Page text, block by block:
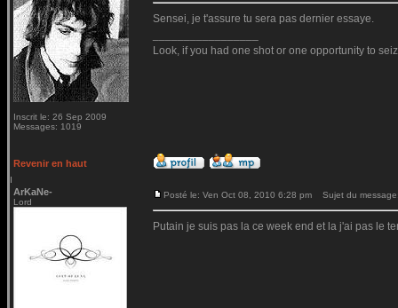
Inscrit le: 26 Sep 2009
Messages: 1019
Sensei, je t'assure tu sera pas dernier essaye.
Look, if you had one shot or one opportunity to
Revenir en haut
ArKaNe-
Lord
Posté le: Ven Oct 08, 2010 6:28 pm Sujet du
Putain je suis pas la ce week end et la j'ai pas le